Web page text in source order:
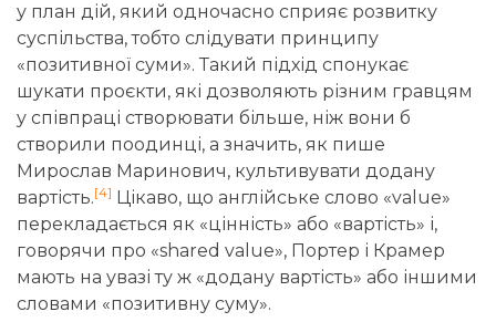
у план дій, який одночасно сприяє розвитку
суспільства, тобто слідувати принципу
«позитивної суми». Такий підхід спонукає
шукати проєкти, які дозволяють різним гравцям
у співпраці створювати більше, ніж вони б
створили поодинці, а значить, як пише
Мирослав Маринович, культивувати додану
вартість.[4] Цікаво, що англійське слово «value»
перекладається як «цінність» або «вартість» і,
говорячи про «shared value», Портер і Крамер
мають на увазі ту ж «додану вартість» або іншими
словами «позитивну суму».